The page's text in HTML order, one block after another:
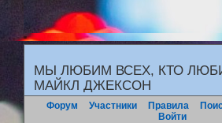
"
МЫ ЛЮБИМ ВСЕХ, КТО
МАЙКЛ ДЖЕКСОН
Форум Участники Правила
Войти